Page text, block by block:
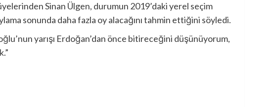
Sinan Ülgen, durumun 2019’daki yerel seçim
sonunda daha fazla oy alacağını tahmin ettiğini söyledi.
yarışı Erdoğan’dan önce bitireceğini düşünüyorum,